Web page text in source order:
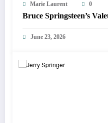
Marie Laurent 0
Bruce Springsteen’s
June 23, 2026